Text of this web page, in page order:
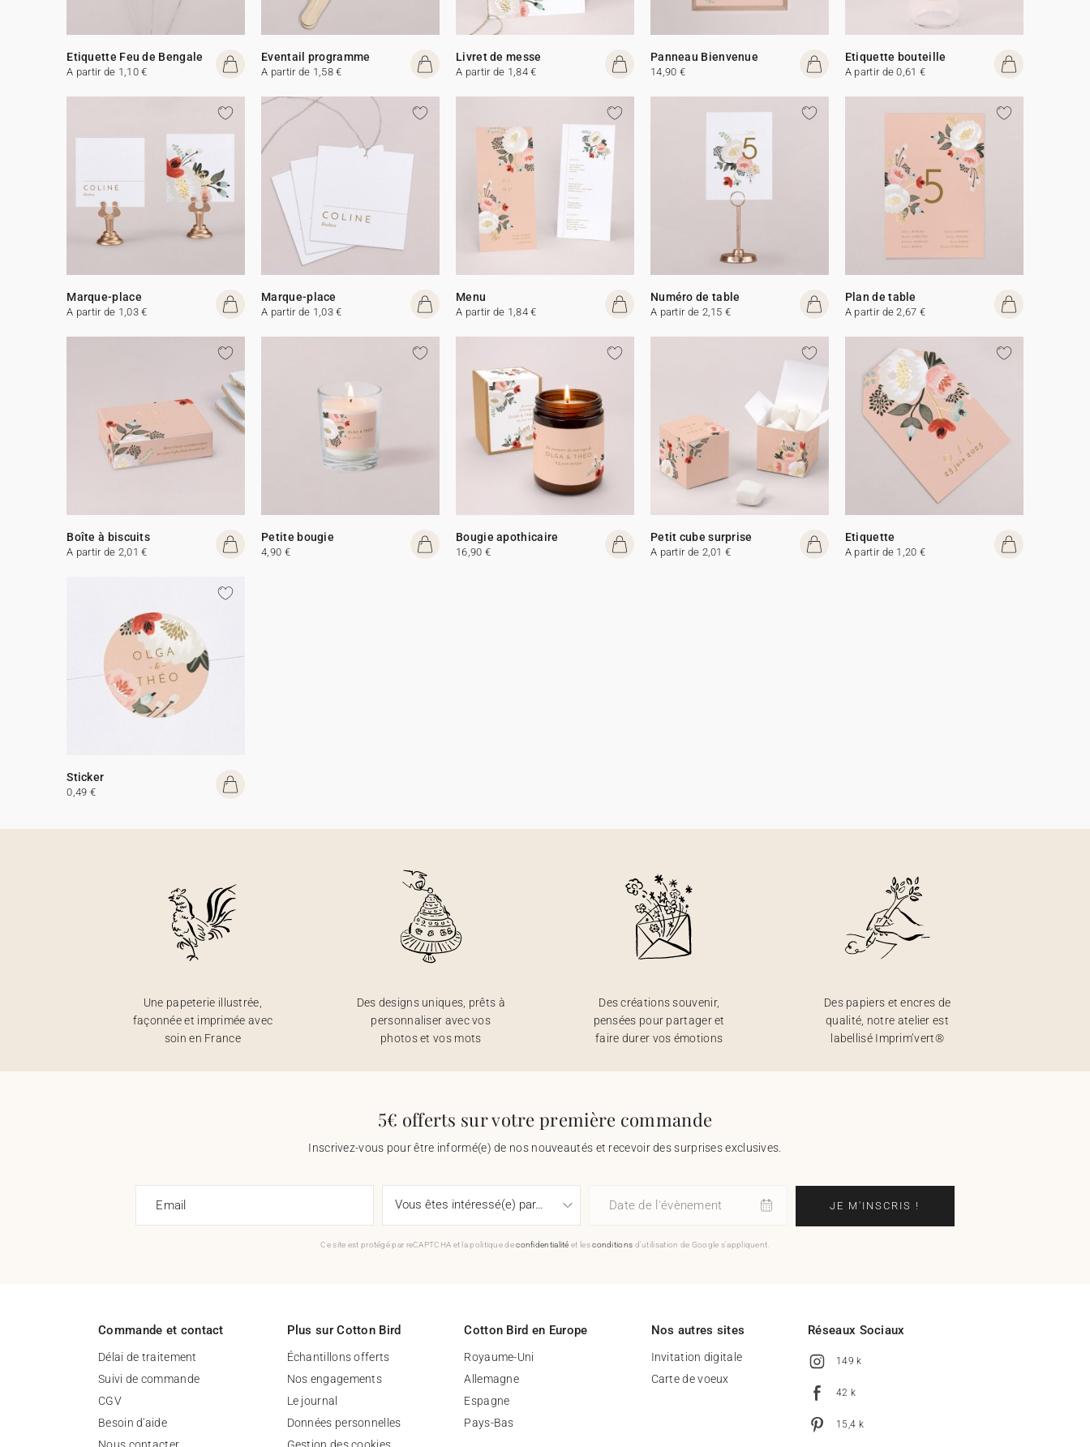
Etiquette Feu de Bengale
A partir de 1,10 €
Eventail programme
A partir de 1,58 €
Livret de messe
A partir de 1,84 €
Panneau Bienvenue
14,90 €
Etiquette bouteille
A partir de 0,61 €
Marque-place
A partir de 1,03 €
Marque-place
A partir de 1,03 €
Menu
A partir de 1,84 €
Numéro de table
A partir de 2,15 €
Plan de table
A partir de 2,67 €
Boîte à biscuits
A partir de 2,01 €
Petite bougie
4,90 €
Bougie apothicaire
16,90 €
Petit cube surprise
A partir de 2,01 €
Etiquette
A partir de 1,20 €
Sticker
0,49 €
Une papeterie illustrée,
façonnée et imprimée avec
soin en France
Des designs uniques, prêts à
personnaliser avec vos
photos et vos mots
Des créations souvenir,
pensées pour partager et
faire durer vos émotions
Des papiers et encres de
qualité, notre atelier est
labellisé Imprim’vert®
5€ offerts sur votre première commande
Inscrivez-vous pour être informé(e) de nos nouveautés et recevoir des surprises exclusives.
Email Date de l'évènement JE M'INSCRIS !
Ce site est protégé par reCAPTCHA et la politique deconfidentialité et lesconditions d'utilisation de Google s'appliquent.
Commande et contact
Délai de traitement
Suivi de commande
CGV
Besoin d'aide
Nous contacter
Plus sur Cotton Bird
Échantillons offerts
Nos engagements
Le journal
Données personnelles
Gestion des cookies
Cotton Bird en Europe
Royaume-Uni
Allemagne
Espagne
Pays-Bas
Nos autres sites
Invitation digitale
Carte de voeux
Réseaux Sociaux
149 k
42 k
15,4 k